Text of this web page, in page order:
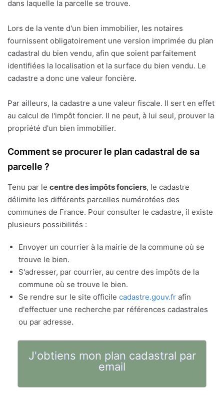
dans laquelle la parcelle se trouve.
Lors de la vente d'un bien immobilier, les notaires
fournissent obligatoirement une version imprimée du plan
cadastral du bien vendu, afin que soient parfaitement
identifiées la localisation et la surface du bien vendu. Le
cadastre a donc une valeur foncière.
Par ailleurs, la cadastre a une valeur fiscale. Il sert en effet
au calcul de l'impôt foncier. Il ne peut, à lui seul, prouver la
propriété d'un bien immobilier.
Comment se procurer le plan cadastral de sa
parcelle ?
Tenu par le centre des impôts fonciers, le cadastre
délimite les différents parcelles numérotées des
communes de France. Pour consulter le cadastre, il existe
plusieurs possibilités :
Envoyer un courrier à la mairie de la commune où se
trouve le bien.
S'adresser, par courrier, au centre des impôts de la
commune où se trouve le bien.
Se rendre sur le site officile cadastre.gouv.fr afin
d'effectuer une recherche par références cadastrales
ou par adresse.
J'obtiens mon plan cadastral par
email